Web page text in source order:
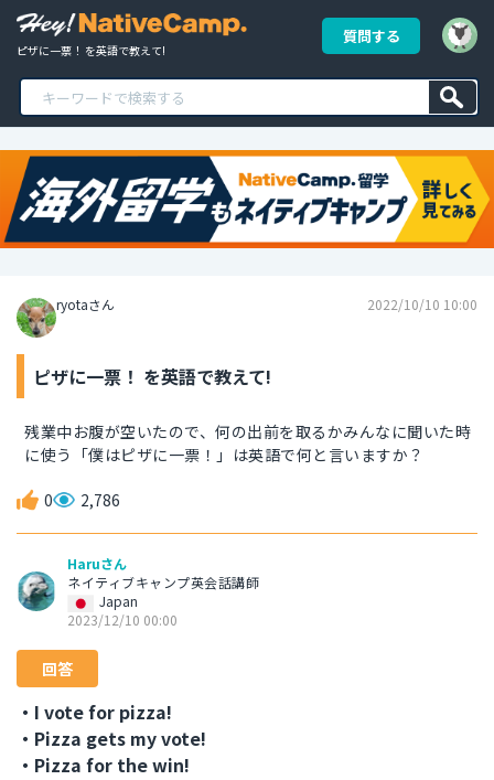
ピザに一票！ を英語で教えて!
質問する
ryotaさん 2022/10/10 10:00
ピザに一票！ を英語で教えて!
残業中お腹が空いたので、何の出前を取るかみんなに聞いた時
に使う「僕はピザに一票！」は英語で何と言いますか？
0 2,786
Haruさん
ネイティブキャンプ英会話講師
Japan
2023/12/10 00:00
回答
・I vote for pizza!
・Pizza gets my vote!
・Pizza for the win!